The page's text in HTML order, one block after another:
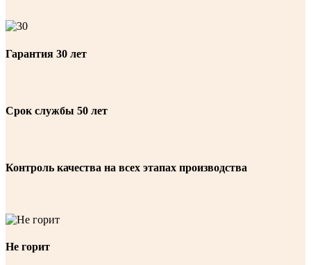
Гарантия 30 лет
Срок службы 50 лет
Контроль качества на всех этапах производства
Не горит